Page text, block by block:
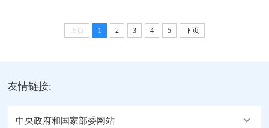
修复治理草原生态面积31万亩，加大野生动植物保护、自然
上页 1 2 3 4 5 下页
友情链接:
中央政府和国家部委网站